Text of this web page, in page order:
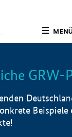
GRW-
Beispiele